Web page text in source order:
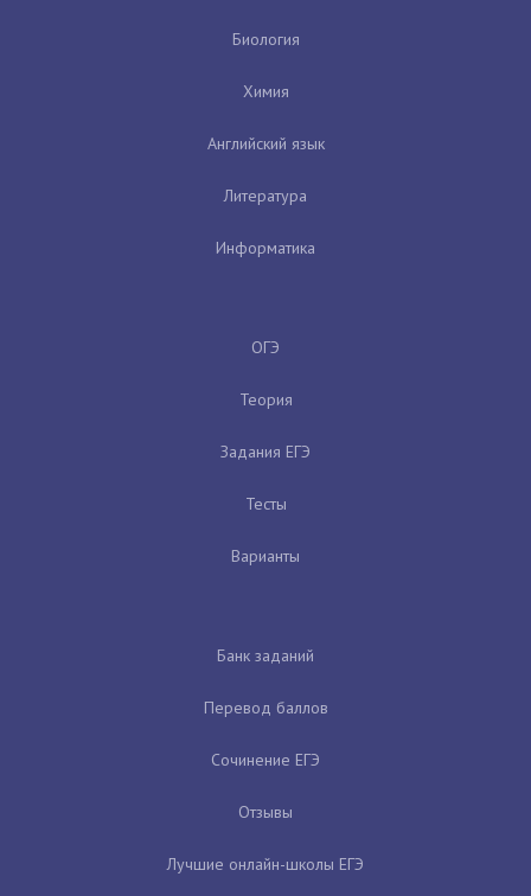
Биология
Химия
Английский язык
Литература
Информатика
ОГЭ
Теория
Задания ЕГЭ
Тесты
Варианты
Банк заданий
Перевод баллов
Сочинение ЕГЭ
Отзывы
Лучшие онлайн-школы ЕГЭ